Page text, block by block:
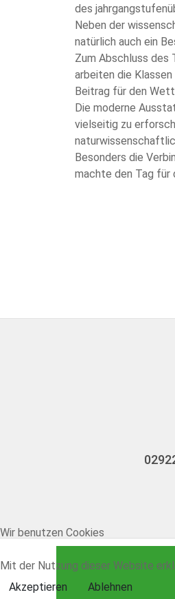
des
Neben der
natürlich auch ein
Zum Abschluss des
arbeiten die
Beitrag für den
Die moderne
vielseitig zu
Besonders die
machte den Tag für
Wir benutzen Cookies
Mit der Nutzung dieser Website
Akzeptieren
Ablehnen